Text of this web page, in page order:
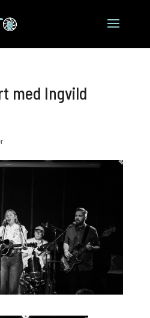
med Ingvild